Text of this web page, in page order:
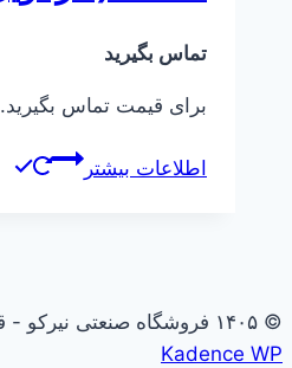
تماس بگیرید
برای قیمت تماس بگیرید.
اطلاعات بیشتر
© ۱۴۰۵ فروشگاه صنعتی نیرکو - قالب وردپرس توسط
Kadence WP